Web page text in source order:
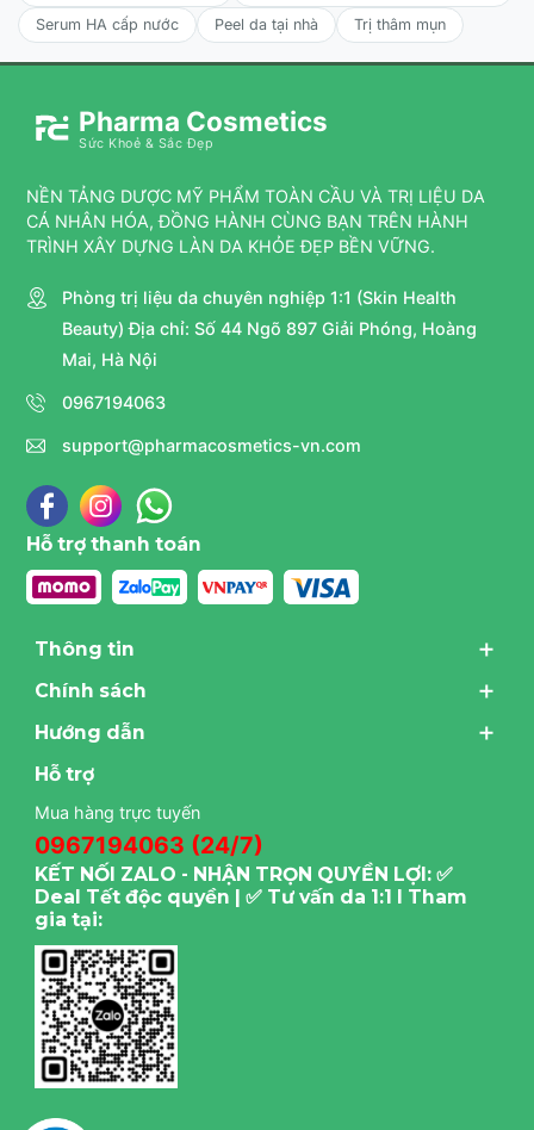
Serum HA cấp nước
Peel da tại nhà Trị thâm mụn
Pharma Cosmetics
Sức Khoẻ & Sắc Đẹp
NỀN TẢNG DƯỢC MỸ PHẨM TOÀN CẦU VÀ TRỊ LIỆU DA
CÁ NHÂN HÓA, ĐỒNG HÀNH CÙNG BẠN TRÊN HÀNH
TRÌNH XÂY DỰNG LÀN DA KHỎE ĐẸP BỀN VỮNG.
Phòng trị liệu da chuyên nghiệp 1:1 (Skin Health
Beauty) Địa chỉ: Số 44 Ngõ 897 Giải Phóng, Hoàng
Mai, Hà Nội
0967194063
support@pharmacosmetics-vn.com
Hỗ trợ thanh toán
Thông tin
Chính sách
Hướng dẫn
Hỗ trợ
Mua hàng trực tuyến
0967194063 (24/7)
KẾT NỐI ZALO - NHẬN TRỌN QUYỀN LỢI: ✅
Deal Tết độc quyền | ✅ Tư vấn da 1:1 I Tham
gia tại: